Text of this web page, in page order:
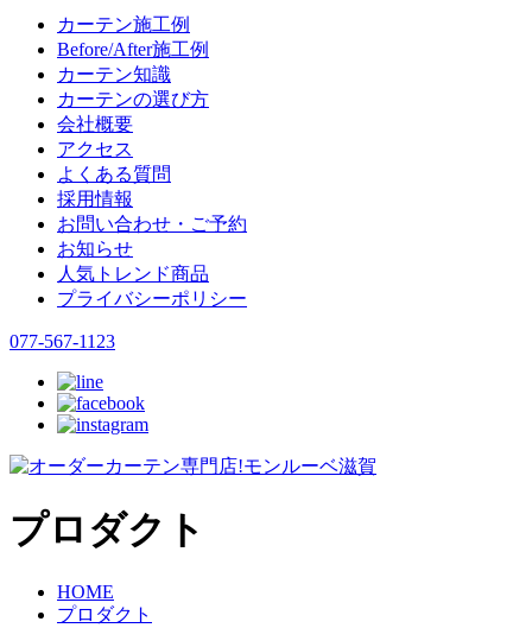
カーテン施工例
Before/After施工例
カーテン知識
カーテンの選び方
会社概要
アクセス
よくある質問
採用情報
お問い合わせ・ご予約
お知らせ
人気トレンド商品
プライバシーポリシー
077-567-1123
プロダクト
HOME
プロダクト